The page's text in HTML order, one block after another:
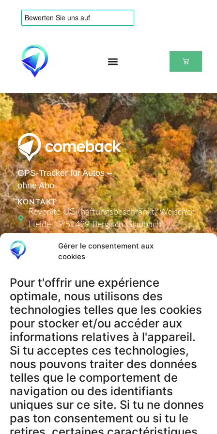
Gérer le consentement aux
cookies
Pour t'offrir une expérience
optimale, nous utilisons des
technologies telles que les cookies
pour stocker et/ou accéder aux
informations relatives à l'appareil.
Si tu acceptes ces technologies,
nous pouvons traiter des données
telles que le comportement de
navigation ou des identifiants
uniques sur ce site. Si tu ne donnes
pas ton consentement ou si tu le
GPS-Tracker für Autos –
ohne Abo
KONTAKT
Revenite UG (haftungsbeschränkt) Welscher
Heide 19 51429 Bergisch Gladbach
info@comeback-tracker.de (Support)
PRODUKTE
Tracker
Aktivierungscodes
RECHTLICHES
AGB
Datenschutzerklärung
Impressum
Widerrufsbelehrung
Datenschutz App